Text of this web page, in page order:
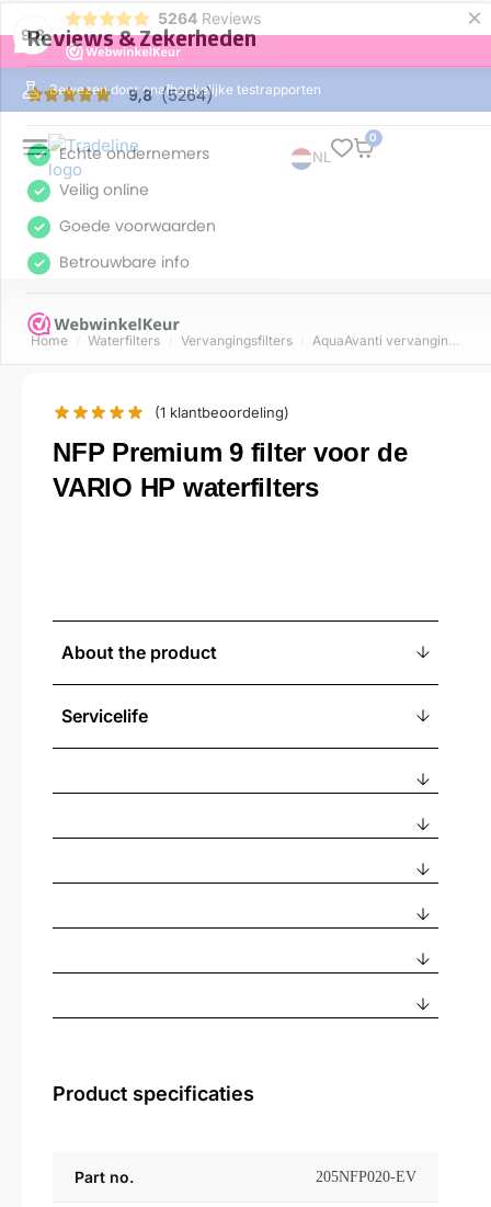
9,8
5264 Reviews ×
Bewezen door onafhankelijke testrapporten
NL
0
Home Waterfilters Vervangingsfilters AquaAvanti vervangingsfilters
(1 klantbeoordeling)
NFP Premium 9 filter voor de
VARIO HP waterfilters
About the product
Servicelife
Product specificaties
Part no. 205NFP020-EV